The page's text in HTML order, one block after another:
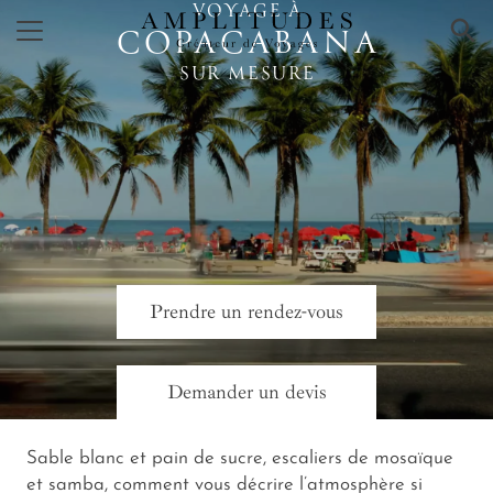
× VOYAGE À
COPACABANA
SUR MESURE
Prendre un rendez-vous
Demander un devis
Sable blanc et pain de sucre, escaliers de mosaïque
et samba, comment vous décrire l’atmosphère si